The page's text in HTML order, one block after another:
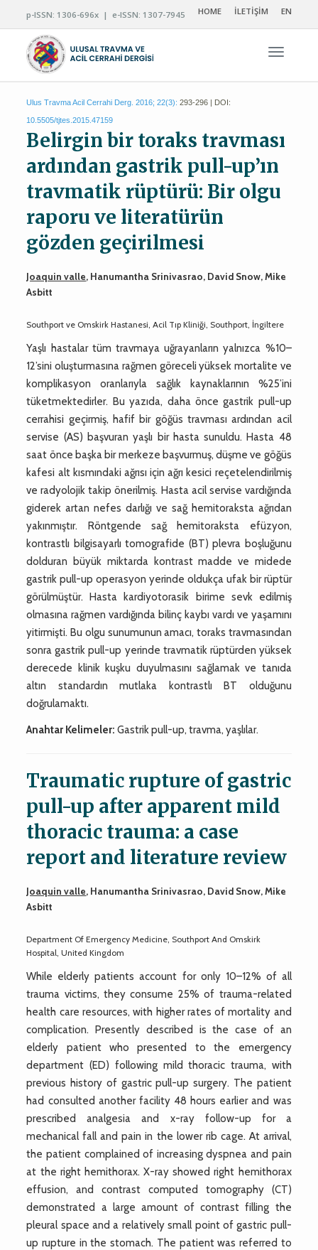
p-ISSN: 1306-696x | e-ISSN: 1307-7945 HOME İLETİŞİM EN
Ulus Travma Acil Cerrahi Derg. 2016; 22(3): 293-296 | DOI:
10.5505/tjtes.2015.47159
Belirgin bir toraks travması
ardından gastrik pull-up’ın
travmatik rüptürü: Bir olgu
raporu ve literatürün
gözden geçirilmesi
Joaquin valle, Hanumantha Srinivasrao, David Snow, Mike
Asbitt
Southport ve Omskirk Hastanesi, Acil Tıp Kliniği, Southport, İngiltere
Yaşlı hastalar tüm travmaya uğrayanların yalnızca %10–
12’sini oluşturmasına rağmen göreceli yüksek mortalite ve
komplikasyon oranlarıyla sağlık kaynaklarının %25’ini
tüketmektedirler. Bu yazıda, daha önce gastrik pull-up
cerrahisi geçirmiş, hafif bir göğüs travması ardından acil
servise (AS) başvuran yaşlı bir hasta sunuldu. Hasta 48
saat önce başka bir merkeze başvurmuş, düşme ve göğüs
kafesi alt kısmındaki ağrısı için ağrı kesici reçetelendirilmiş
ve radyolojik takip önerilmiş. Hasta acil servise vardığında
giderek artan nefes darlığı ve sağ hemitoraksta ağrıdan
yakınmıştır. Röntgende sağ hemitoraksta efüzyon,
kontrastlı bilgisayarlı tomografide (BT) plevra boşluğunu
dolduran büyük miktarda kontrast madde ve midede
gastrik pull-up operasyon yerinde oldukça ufak bir rüptür
görülmüştür. Hasta kardiyotorasik birime sevk edilmiş
olmasına rağmen vardığında bilinç kaybı vardı ve yaşamını
yitirmişti. Bu olgu sunumunun amacı, toraks travmasından
sonra gastrik pull-up yerinde travmatik rüptürden yüksek
derecede klinik kuşku duyulmasını sağlamak ve tanıda
altın standardın mutlaka kontrastlı BT olduğunu
doğrulamaktı.
Anahtar Kelimeler: Gastrik pull-up, travma, yaşlılar.
Traumatic rupture of gastric
pull-up after apparent mild
thoracic trauma: a case
report and literature review
Joaquin valle, Hanumantha Srinivasrao, David Snow, Mike
Asbitt
Department Of Emergency Medicine, Southport And Omskirk
Hospital, United Kingdom
While elderly patients account for only 10–12% of all
trauma victims, they consume 25% of trauma-related
health care resources, with higher rates of mortality and
complication. Presently described is the case of an
elderly patient who presented to the emergency
department (ED) following mild thoracic trauma, with
previous history of gastric pull-up surgery. The patient
had consulted another facility 48 hours earlier and was
prescribed analgesia and x-ray follow-up for a
mechanical fall and pain in the lower rib cage. At arrival,
the patient complained of increasing dyspnea and pain
at the right hemithorax. X-ray showed right hemithorax
effusion, and contrast computed tomography (CT)
demonstrated a large amount of contrast filling the
pleural space and a relatively small point of gastric pull-
up rupture in the stomach. The patient was referred to